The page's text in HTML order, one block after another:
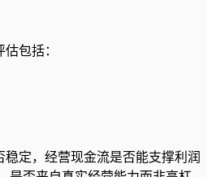
包括：
稳定，经营现金流是否能支撑利润